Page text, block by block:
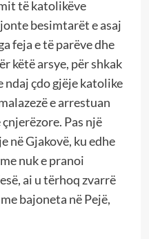
të katolikëve
besimtarët e asaj
feja e të parëve dhe
këtë arsye, për shkak
çdo gjëje katolike
e arrestuan
Pas një
në Gjakovë, ku edhe
nuk e pranoi
ai u tërhoq zvarrë
bajoneta në Pejë,